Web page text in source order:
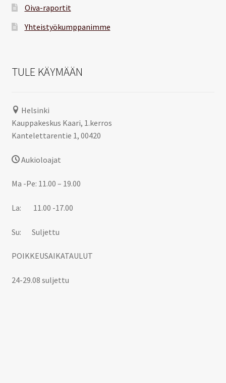
Oiva-raportit
Yhteistyökumppanimme
TULE KÄYMÄÄN
Helsinki
Kauppakeskus Kaari, 1.kerros
Kantelettarentie 1, 00420
Aukioloajat
Ma -Pe: 11.00 – 19.00
La: 11.00 -17.00
Su: Suljettu
POIKKEUSAIKATAULUT
24-29.08 suljettu